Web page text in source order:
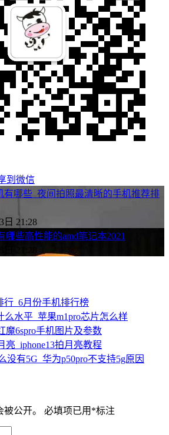
到微信
有哪些_夜间拍照最清晰的手机推荐排
日 21:28
哪些高性能的amd笔记本2021
行_6月份手机排行榜
么水平_苹果m1pro芯片怎么样
魔6spro手机图片及参数
亮_iphone13拍月亮教程
没有5G_华为p50pro不支持5g原因
公开。 必填项已用 *标注